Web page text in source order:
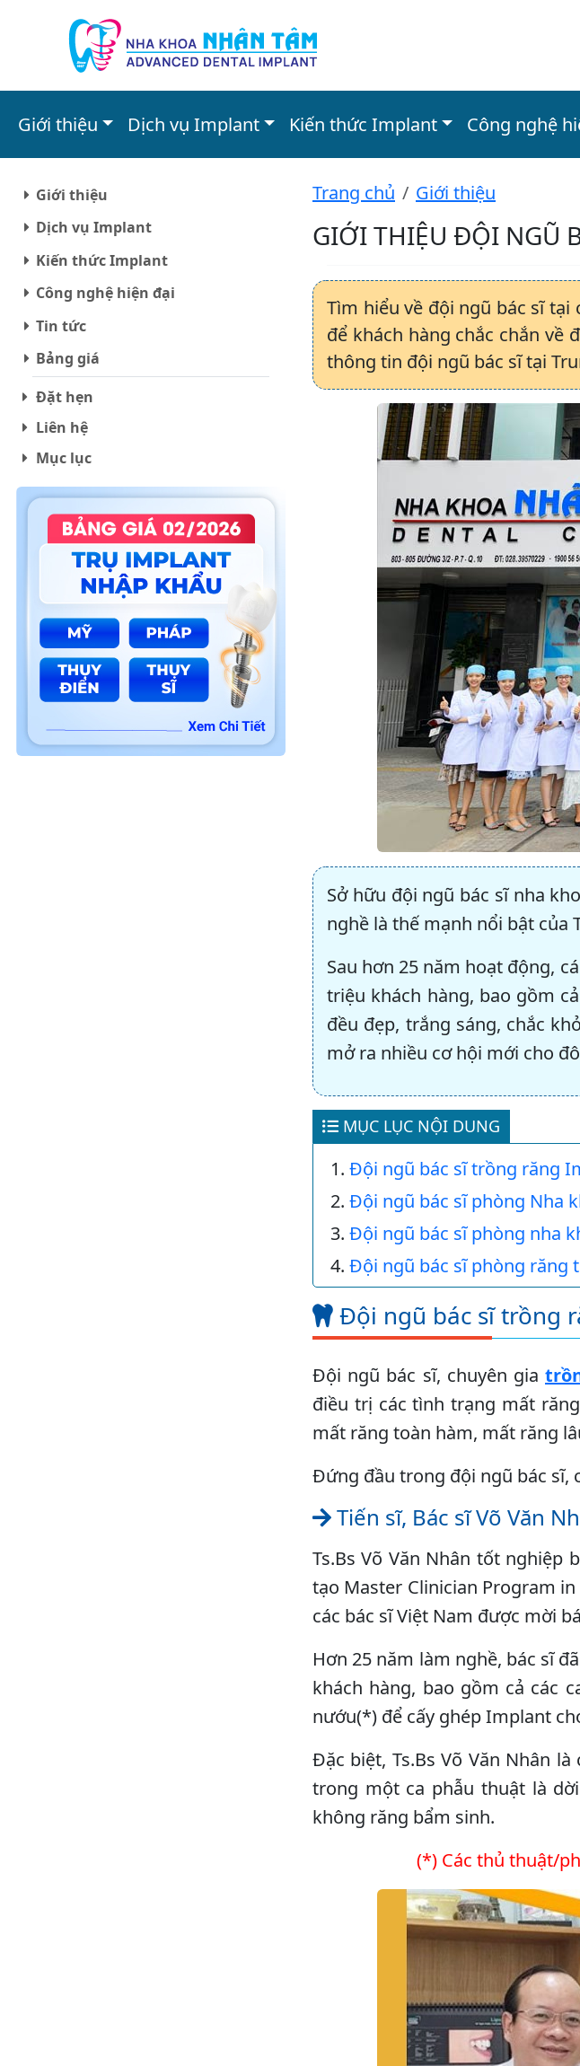
Giới thiệu Dịch vụ Implant Kiến thức Implant Công nghệ
Giới thiệu
Dịch vụ Implant
Kiến thức Implant
Công nghệ hiện đại
Tin tức
Bảng giá
Đặt hẹn
Liên hệ
Mục lục
Trang chủ Giới thiệu
GIỚI THIỆU ĐỘI NGŨ
Tìm hiểu về đội ngũ bác sĩ
để khách hàng chắc chắn về
thông tin đội ngũ bác sĩ tại
Sở hữu đội ngũ bác sĩ nha
nghề là thế mạnh nổi bật của
Sau hơn 25 năm hoạt động,
triệu khách hàng, bao gồm
đều đẹp, trắng sáng, chắc
mở ra nhiều cơ hội mới cho
MỤC LỤC NỘI DUNG
Đội ngũ bác sĩ trồng răng
Đội ngũ bác sĩ phòng Nha
Đội ngũ bác sĩ phòng nha
Đội ngũ bác sĩ phòng răng
Đội ngũ bác sĩ trồng
Đội ngũ bác sĩ, chuyên gia
điều trị các tình trạng mất
mất răng toàn hàm, mất răng
Đứng đầu trong đội ngũ bác sĩ,
Tiến sĩ, Bác sĩ Võ Văn
Ts.Bs Võ Văn Nhân tốt nghiệp
tạo Master Clinician Program
các bác sĩ Việt Nam được mời
Hơn 25 năm làm nghề, bác sĩ
khách hàng, bao gồm cả các
nướu(*) để cấy ghép Implant
Đặc biệt, Ts.Bs Võ Văn Nhân
trong một ca phẫu thuật là
không răng bẩm sinh.
(*) Các thủ thuật/